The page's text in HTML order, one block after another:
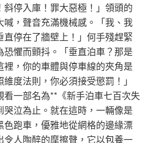
斜停入庫！罪大惡極！」領頭的
，聲音充滿機械感。「我、我
直停在了牆壁上！」何手殘趕緊
懼而顫抖。「垂直泊車？那是
，你的車體與停車線的夾角是
度法則，你必須接受懲罰！」
一部名為**《新手泊車七百次失
哭泣為止。就在這時，一輛像是
跑車，優雅地從網格的邊緣漂
人陶醉的摩擦聲，它以包養一